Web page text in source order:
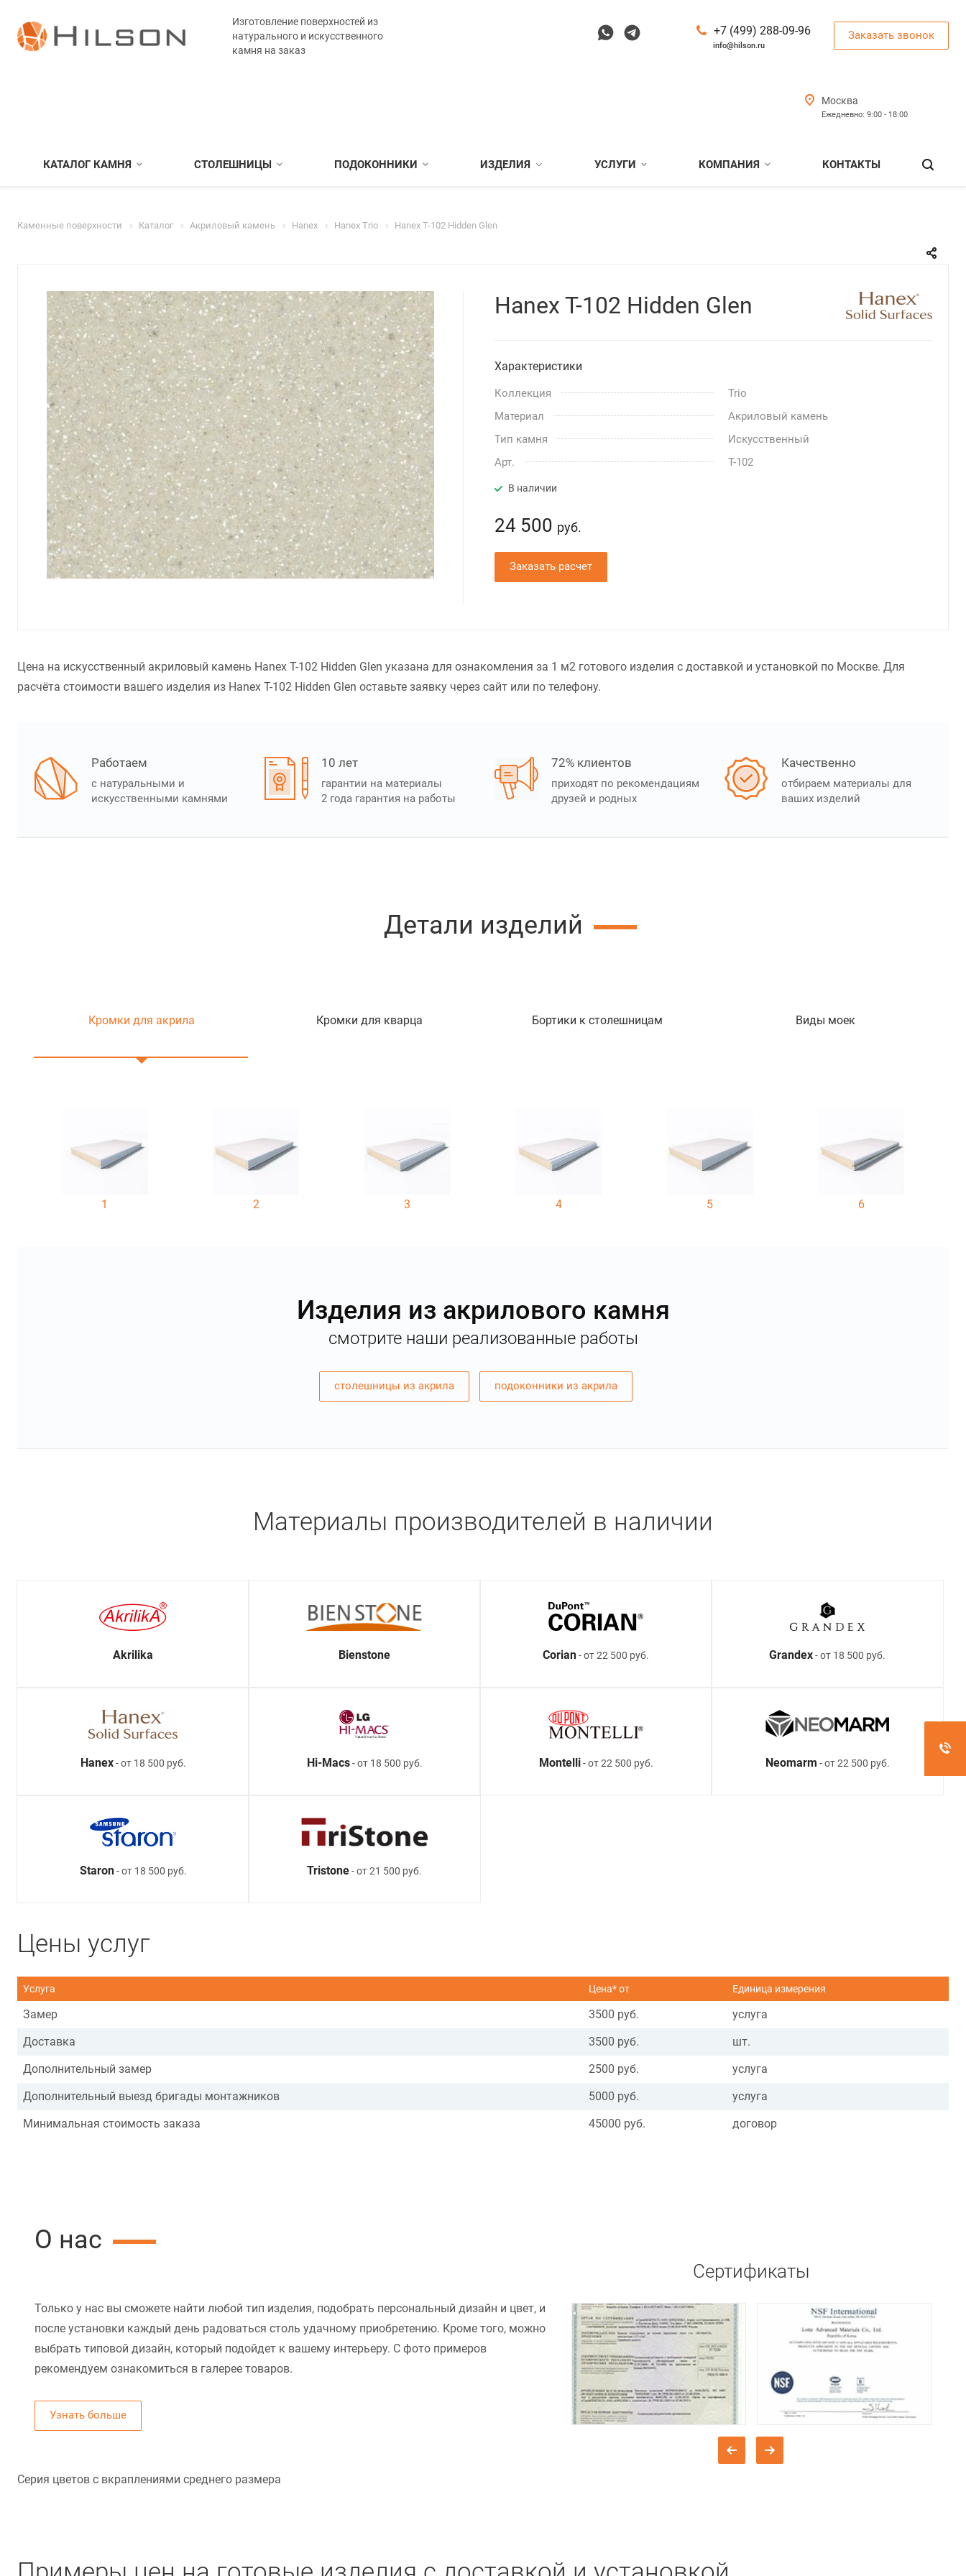
Изготовление поверхностей из
натурального и искусственного
камня на заказ
+7 (499) 288-09-96
info@hilson.ru
Заказать звонок
Москва
Ежедневно: 9:00 - 18:00
КАТАЛОГ КАМНЯ СТОЛЕШНИЦЫ ПОДОКОННИКИ ИЗДЕЛИЯ УСЛУГИ КОМПАНИЯ КОНТАКТЫ
Каменные поверхности Каталог Акриловый камень Hanex Hanex Trio Hanex T-102 Hidden Glen
Hanex T-102 Hidden Glen
Характеристики
Коллекция
Trio
Материал
Акриловый камень
Тип камня
Искусственный
Арт.
T-102
В наличии
24 500 руб.
Заказать расчет
Цена на искусственный акриловый камень Hanex T-102 Hidden Glen указана для ознакомления за 1 м2 готового изделия с доставкой и установкой по Москве. Для
расчёта стоимости вашего изделия из Hanex T-102 Hidden Glen оставьте заявку через сайт или по телефону.
Работаем
с натуральными и
искусственными камнями
10 лет
гарантии на материалы
2 года гарантия на работы
72% клиентов
приходят по рекомендациям
друзей и родных
Качественно
отбираем материалы для
ваших изделий
Детали изделий
Кромки для акрила Кромки для кварца Бортики к столешницам Виды моек
1 2 3 4 5 6
Изделия из акрилового камня
смотрите наши реализованные работы
столешницы из акрила подоконники из акрила
Материалы производителей в наличии
Akrilika Bienstone Corian- от 22 500 руб. Grandex- от 18 500 руб.
Hanex- от 18 500 руб. Hi-Macs- от 18 500 руб. Montelli- от 22 500 руб. Neomarm - от 22 500 руб.
Staron- от 18 500 руб. Tristone- от 21 500 руб.
Цены услуг
Услуга Цена* от Единица измерения
Замер 3500 руб.
услуга
Доставка
3500 руб.
шт.
Дополнительный замер
2500 руб.
услуга
Дополнительный выезд бригады монтажников
5000 руб.
услуга
Минимальная стоимость заказа
45000 руб. договор
О нас
Только у нас вы сможете найти любой тип изделия, подобрать персональный дизайн и цвет, и
после установки каждый день радоваться столь удачному приобретению. Кроме того, можно
выбрать типовой дизайн, который подойдет к вашему интерьеру. С фото примеров
рекомендуем ознакомиться в галерее товаров.
Узнать больше
Сертификаты
Серия цветов с вкраплениями среднего размера